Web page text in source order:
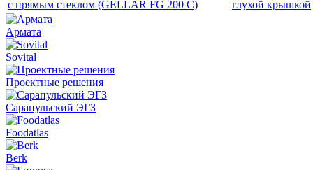
с прямым стеклом (GELLAR FG 200 C) глухой крышкой
Армата
Sovital
Проектные решения
Сарапульский ЭГЗ
Foodatlas
Berk